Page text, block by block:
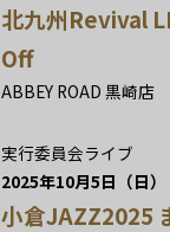
北九州Revival
Off
ABBEY ROAD 黒崎店
実行委員会ライブ
2025年10月5日（日
小倉JAZZ2025